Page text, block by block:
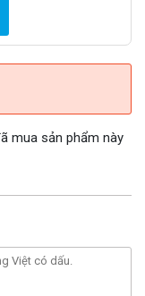
mua sản phẩm này